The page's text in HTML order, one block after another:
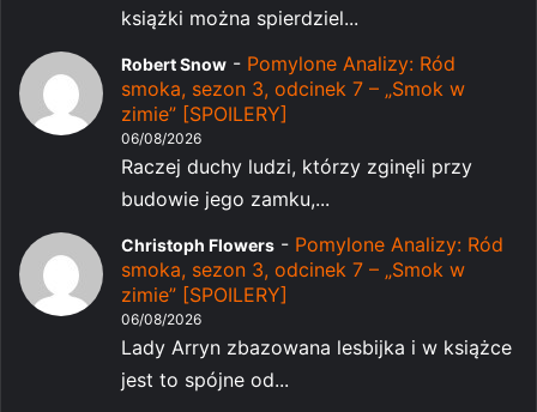
książki można spierdziel...
Robert Snow - Pomylone Analizy: Ród
smoka, sezon 3, odcinek 7 – „Smok w
zimie” [SPOILERY]
06/08/2026
Raczej duchy ludzi, którzy zginęli przy
budowie jego zamku,...
Christoph Flowers - Pomylone Analizy: Ród
smoka, sezon 3, odcinek 7 – „Smok w
zimie” [SPOILERY]
06/08/2026
Lady Arryn zbazowana lesbijka i w książce
jest to spójne od...